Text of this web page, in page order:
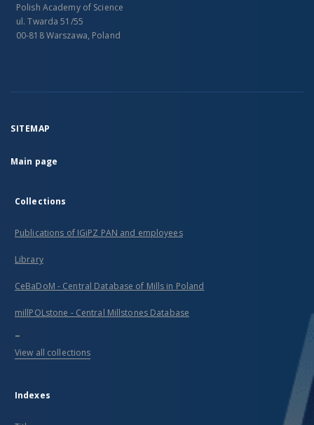
Polish Academy of Science
ul. Twarda 51/55
00-818 Warszawa, Poland
SITEMAP
Main page
Collections
Publications of IGiPZ PAN and employees
Library
CeBaDoM - Central Database of Mills in Poland
millPOLstone - Central Millstones Database
...
View all collections
Indexes